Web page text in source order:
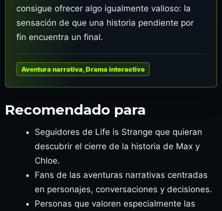
consigue ofrecer algo igualmente valioso: la
sensación de que una historia pendiente por
fin encuentra un final.
Aventura narrativa, Drama interactivo
Recomendado para
Seguidores de Life is Strange que quieran
descubrir el cierre de la historia de Max y
Chloe.
Fans de las aventuras narrativas centradas
en personajes, conversaciones y decisiones.
Personas que valoren especialmente las